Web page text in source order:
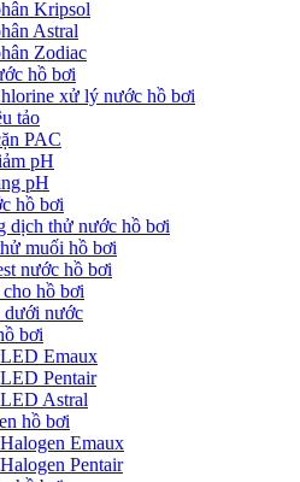
Kripsol
Astral
Zodiac
hồ bơi
xử lý nước hồ bơi
tảo
PAC
pH
pH
hồ bơi
dịch thử nước hồ bơi
muối hồ bơi
nước hồ bơi
hồ bơi
nước
bơi
Emaux
Pentair
Astral
hồ bơi
Emaux
Pentair